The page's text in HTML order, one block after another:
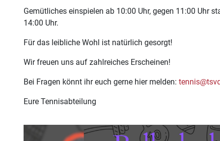
Gemütliches einspielen ab 10:00 Uhr, gegen 11:00 Uhr
14:00 Uhr.
Für das leibliche Wohl ist natürlich gesorgt!
Wir freuen uns auf zahlreiches Erscheinen!
Bei Fragen könnt ihr euch gerne hier melden:
Eure Tennisabteilung